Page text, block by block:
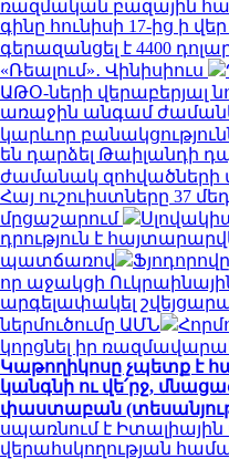
ռազմական բազային
գինը հունիսի 17-ից ի
գերազանցել է 4400
«Ռեալում»․ Վինիսիուս
ԱԹՕ-ների վերաբերյալ
առաջին անգամ
կարևոր
են դարձել Թաիլանդի
ժամանակ զոհվածների
Հայ ուշուիստները 37
մրցաշարում
դրություն է
պատճառով
որ աջակցի
արգելափակել
ներմուծումը ԱՄՆ
կորցնել իր
Կաթողիկոսը չպետք է
կանգնի ու վե՛րջ,
փաստաբան
սպառնում է
վերահսկողության